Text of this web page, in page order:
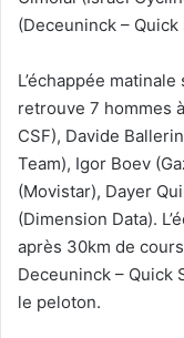
(Deceuninck – Quick
L’échappée
retrouve 7 hommes
CSF), Davide
Team), Igor Boev
(Movistar), Dayer
(Dimension Data).
après 30km de
Deceuninck – Quick
le peloton.